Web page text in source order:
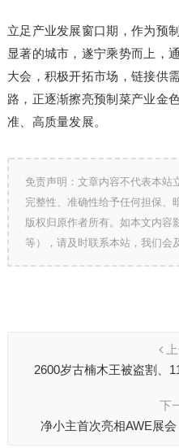
立足产业发展窗口期，作为预
显著的城市，遂宁乘势而上，
大会，积极开拓市场，链接供
路，正逐渐擦亮预制菜产业金
准、高质量发展。
免责声明：文章内容不代表本站
完整性、准确性给予任何担保、
版权归原作者所有。如本文内容
等），请及时联系本站，我们会
2600岁古楠木王被盗割、
下
净小主首次亮相AWE展